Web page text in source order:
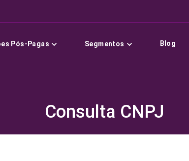
Pós-Pagas Segmentos Blog
Consulta CNPJ